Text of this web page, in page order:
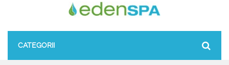
CATEGORII